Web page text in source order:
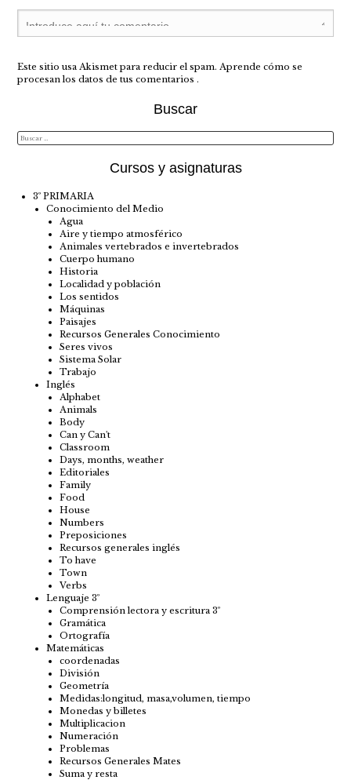
Este sitio usa Akismet para reducir el spam.Aprende cómo se
procesan los datos de tus comentarios.
Buscar
Cursos y asignaturas
3º PRIMARIA
Conocimiento del Medio
Agua
Aire y tiempo atmosférico
Animales vertebrados e invertebrados
Cuerpo humano
Historia
Localidad y población
Los sentidos
Máquinas
Paisajes
Recursos Generales Conocimiento
Seres vivos
Sistema Solar
Trabajo
Inglés
Alphabet
Animals
Body
Can y Can't
Classroom
Days, months, weather
Editoriales
Family
Food
House
Numbers
Preposiciones
Recursos generales inglés
To have
Town
Verbs
Lenguaje 3º
Comprensión lectora y escritura 3º
Gramática
Ortografía
Matemáticas
coordenadas
División
Geometría
Medidas:longitud, masa,volumen, tiempo
Monedas y billetes
Multiplicacion
Numeración
Problemas
Recursos Generales Mates
Suma y resta